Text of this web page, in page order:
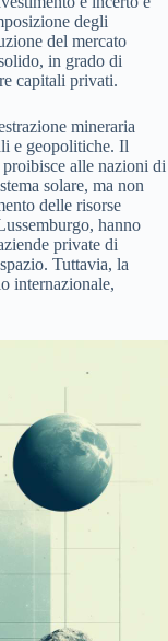
degli
del mercato
in grado di
capitali privati.
mineraria
e geopolitiche. Il
proibisce alle nazioni di
solare, ma non
delle risorse
hanno
private di
Tuttavia, la
internazionale,